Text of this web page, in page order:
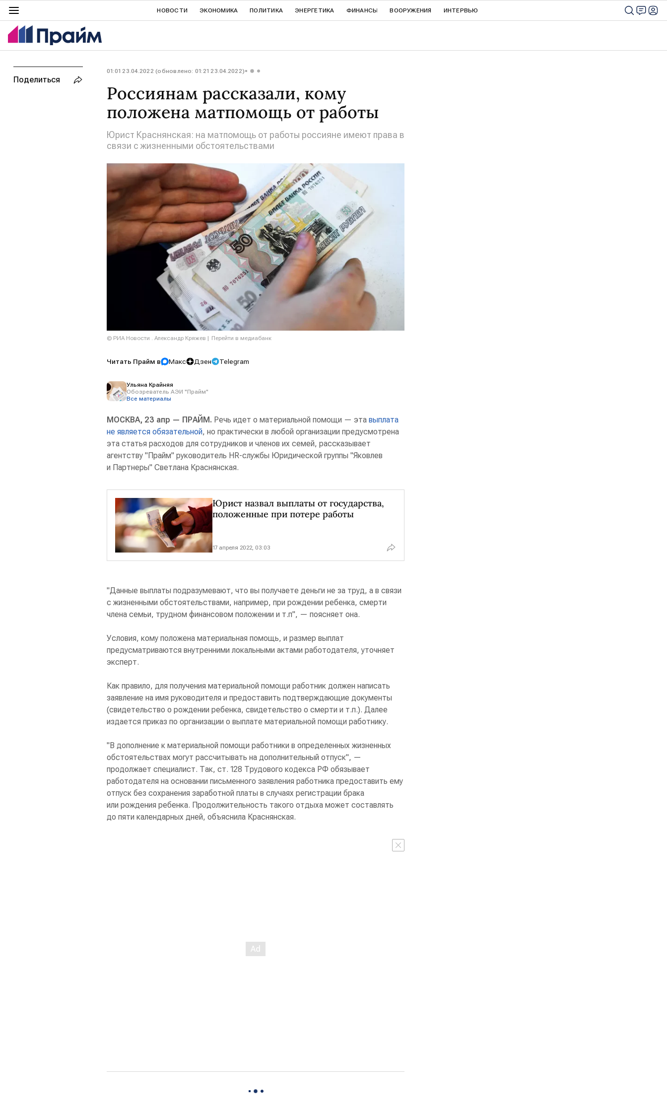
НОВОСТИ ЭКОНОМИКА ПОЛИТИКА ЭНЕРГЕТИКА ФИНАНСЫ ВООРУЖЕНИЯ ИНТЕРВЬЮ
01:01 23.04.2022 (обновлено: 01:21 23.04.2022)
Россиянам рассказали, кому
положена матпомощь от работы
Юрист Краснянская: на матпомощь от работы россияне имеют права в
связи с жизненными обстоятельствами
© РИА Новости . Александр Кряжев Перейти в медиабанк
Читать Прайм в Макс Дзен Telegram
Ульяна Крайняя
Обозреватель АЭИ "Прайм"
Все материалы
МОСКВА, 23 апр — ПРАЙМ. Речь идет о материальной помощи — эта выплата
не является обязательной, но практически в любой организации предусмотрена
эта статья расходов для сотрудников и членов их семей, рассказывает
агентству "Прайм" руководитель HR-службы Юридической группы "Яковлев
и Партнеры" Светлана Краснянская.
Юрист назвал выплаты от государства,
положенные при потере работы
17 апреля 2022, 03:03
"Данные выплаты подразумевают, что вы получаете деньги не за труд, а в связи
с жизненными обстоятельствами, например, при рождении ребенка, смерти
члена семьи, трудном финансовом положении и т.п", — поясняет она.
Условия, кому положена материальная помощь, и размер выплат
предусматриваются внутренними локальными актами работодателя, уточняет
эксперт.
Как правило, для получения материальной помощи работник должен написать
заявление на имя руководителя и предоставить подтверждающие документы
(свидетельство о рождении ребенка, свидетельство о смерти и т.п.). Далее
издается приказ по организации о выплате материальной помощи работнику.
"В дополнение к материальной помощи работники в определенных жизненных
обстоятельствах могут рассчитывать на дополнительный отпуск", —
продолжает специалист. Так, ст. 128 Трудового кодекса РФ обязывает
работодателя на основании письменного заявления работника предоставить ему
отпуск без сохранения заработной платы в случаях регистрации брака
или рождения ребенка. Продолжительность такого отдыха может составлять
до пяти календарных дней, объяснила Краснянская.
Поделиться